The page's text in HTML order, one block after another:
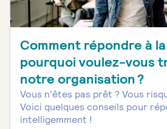
Comment répondre à
pourquoi voulez-vous
notre organisation ?
Vous n'êtes pas prêt ? Vous
Voici quelques conseils pour
intelligemment !